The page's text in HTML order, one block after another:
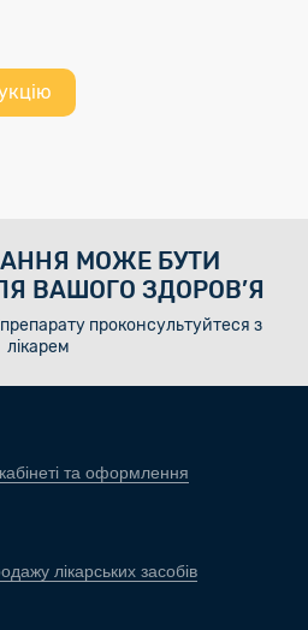
МОЖЕ БУТИ
ВАШОГО ЗДОРОВ’Я
проконсультуйтеся з
лікарем
та оформлення
лікарських засобів